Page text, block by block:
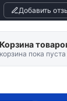
Добавить
Корзина
корзина пока пуста